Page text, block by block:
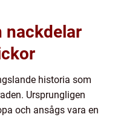
nackdelar
historia som
Ursprungligen
och ansågs vara en